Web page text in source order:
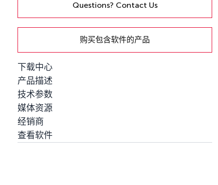
Questions? Contact Us
购买包含软件的产品
下载中心
产品描述
技术参数
媒体资源
经销商
查看软件